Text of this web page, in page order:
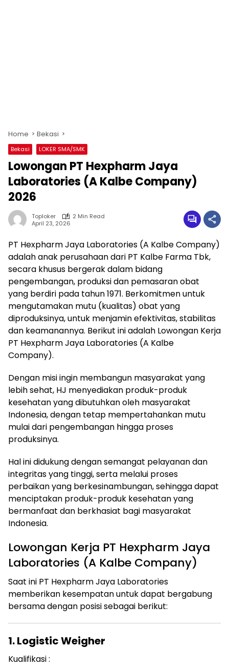
Home Bekasi
Bekasi LOKER SMA/SMK
Lowongan PT Hexpharm Jaya
Laboratories (A Kalbe Company)
2026
Toploker
2 Min Read
April 23, 2026
PT Hexpharm Jaya Laboratories (A Kalbe Company)
adalah anak perusahaan dari PT Kalbe Farma Tbk,
secara khusus bergerak dalam bidang
pengembangan, produksi dan pemasaran obat
yang berdiri pada tahun 1971. Berkomitmen untuk
mengutamakan mutu (kualitas) obat yang
diproduksinya, untuk menjamin efektivitas, stabilitas
dan keamanannya. Berikut ini adalah Lowongan Kerja
PT Hexpharm Jaya Laboratories (A Kalbe
Company).
Dengan misi ingin membangun masyarakat yang
lebih sehat, HJ menyediakan produk-produk
kesehatan yang dibutuhkan oleh masyarakat
Indonesia, dengan tetap mempertahankan mutu
mulai dari pengembangan hingga proses
produksinya.
Hal ini didukung dengan semangat pelayanan dan
integritas yang tinggi, serta melalui proses
perbaikan yang berkesinambungan, sehingga dapat
menciptakan produk-produk kesehatan yang
bermanfaat dan berkhasiat bagi masyarakat
Indonesia.
Lowongan Kerja PT Hexpharm Jaya
Laboratories (A Kalbe Company)
Saat ini PT Hexpharm Jaya Laboratories
memberikan kesempatan untuk dapat bergabung
bersama dengan posisi sebagai berikut:
1. Logistic Weigher
Kualifikasi :